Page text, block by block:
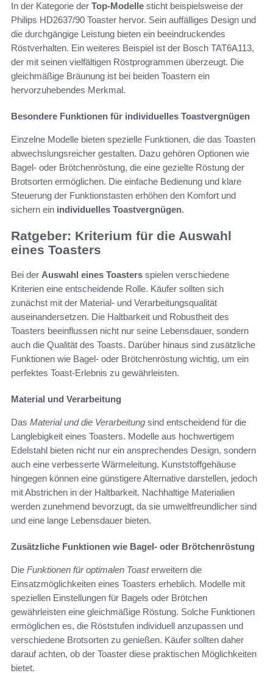
In der Kategorie der Top-Modelle sticht beispielsweise der
Philips HD2637/90 Toaster hervor. Sein auffälliges Design und
die durchgängige Leistung bieten ein beeindruckendes
Röstverhalten. Ein weiteres Beispiel ist der Bosch TAT6A113,
der mit seinen vielfältigen Röstprogrammen überzeugt. Die
gleichmäßige Bräunung ist bei beiden Toastern ein
hervorzuhebendes Merkmal.
Besondere Funktionen für individuelles Toastvergnügen
Einzelne Modelle bieten spezielle Funktionen, die das Toasten
abwechslungsreicher gestalten. Dazu gehören Optionen wie
Bagel- oder Brötchenröstung, die eine gezielte Röstung der
Brotsorten ermöglichen. Die einfache Bedienung und klare
Steuerung der Funktionstasten erhöhen den Komfort und
sichern ein individuelles Toastvergnügen.
Ratgeber: Kriterium für die Auswahl
eines Toasters
Bei der Auswahl eines Toasters spielen verschiedene
Kriterien eine entscheidende Rolle. Käufer sollten sich
zunächst mit der Material- und Verarbeitungsqualität
auseinandersetzen. Die Haltbarkeit und Robustheit des
Toasters beeinflussen nicht nur seine Lebensdauer, sondern
auch die Qualität des Toasts. Darüber hinaus sind zusätzliche
Funktionen wie Bagel- oder Brötchenröstung wichtig, um ein
perfektes Toast-Erlebnis zu gewährleisten.
Material und Verarbeitung
Das Material und die Verarbeitung sind entscheidend für die
Langlebigkeit eines Toasters. Modelle aus hochwertigem
Edelstahl bieten nicht nur ein ansprechendes Design, sondern
auch eine verbesserte Wärmeleitung. Kunststoffgehäuse
hingegen können eine günstigere Alternative darstellen, jedoch
mit Abstrichen in der Haltbarkeit. Nachhaltige Materialien
werden zunehmend bevorzugt, da sie umweltfreundlicher sind
und eine lange Lebensdauer bieten.
Zusätzliche Funktionen wie Bagel- oder Brötchenröstung
Die Funktionen für optimalen Toasterweitern die
Einsatzmöglichkeiten eines Toasters erheblich. Modelle mit
speziellen Einstellungen für Bagels oder Brötchen
gewährleisten eine gleichmäßige Röstung. Solche Funktionen
ermöglichen es, die Röststufen individuell anzupassen und
verschiedene Brotsorten zu genießen. Käufer sollten daher
darauf achten, ob der Toaster diese praktischen Möglichkeiten
bietet.